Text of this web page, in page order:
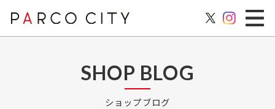
SHOP BLOG
ショップブログ